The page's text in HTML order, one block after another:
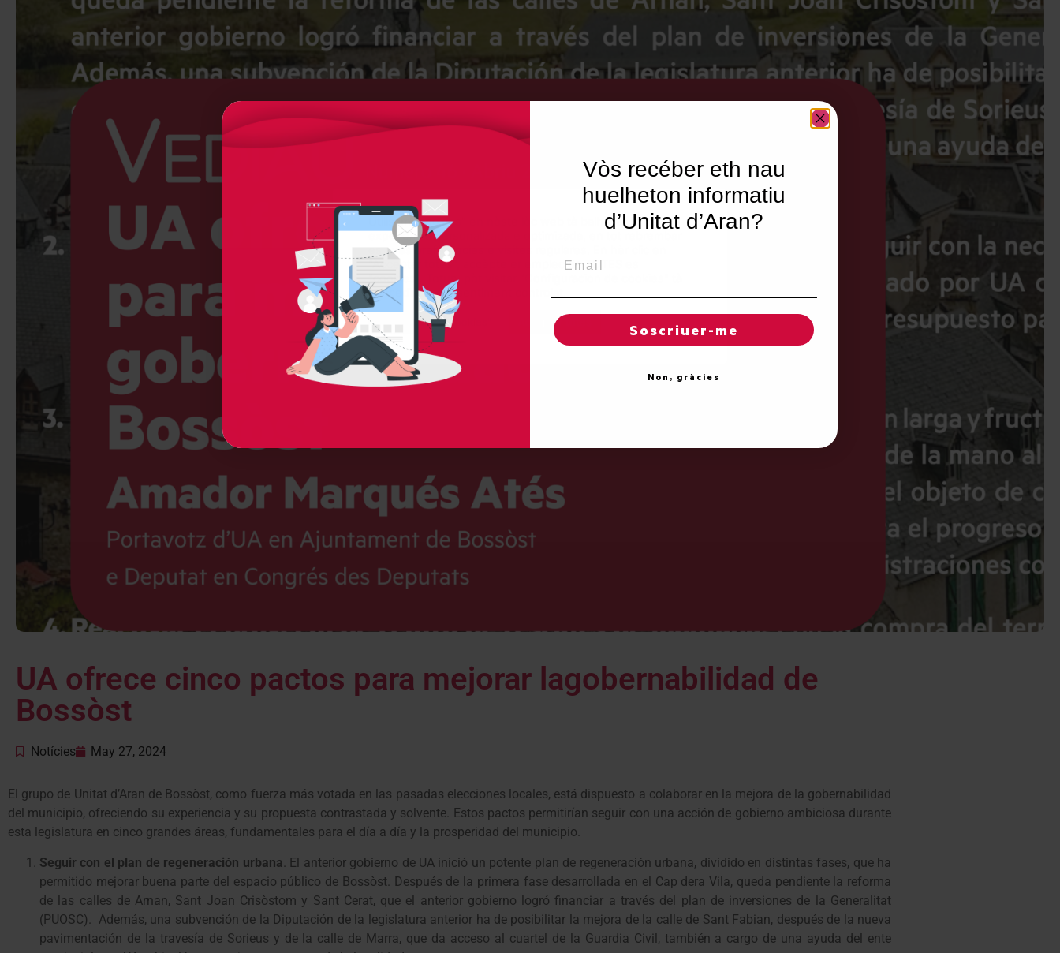
UA ofrece cinco pactos para mejorar lagobernabilidad de
Bossòst
Notícies May 27, 2024
El grupo de Unitat d’Aran de Bossòst, como fuerza más votada en las pasadas elecciones locales, está dispuesto a colaborar en la mejora de la gobernabilidad
del municipio, ofreciendo su experiencia y su propuesta contrastada y solvente. Estos pactos permitirían seguir con una acción de gobierno ambiciosa durante
esta legislatura en cinco grandes áreas, fundamentales para el día a día y la prosperidad del municipio.
Seguir con el plan de regeneración urbana. El anterior gobierno de UA inició un potente plan de regeneración urbana, dividido en distintas fases, que ha
permitido mejorar buena parte del espacio público de Bossòst. Después de la primera fase desarrollada en el Cap dera Vila, queda pendiente la reforma
de las calles de Arnan, Sant Joan Crisòstom y Sant Cerat, que el anterior gobierno logró financiar a través del plan de inversiones de la Generalitat
(PUOSC). Además, una subvención de la Diputación de la legislatura anterior ha de posibilitar la mejora de la calle de Sant Fabian, después de la nueva
pavimentación de la travesía de Sorieus y de la calle de Marra, que da acceso al cuartel de la Guardia Civil, también a cargo de una ayuda del ente
Utilisam "cookies" en nòste lòc web tà balhar ar usuari ua
experiéncia personalizada e optimizada, en tot rebrembar
es sues preferéncies e visites regulares. En hèr clic en
"Acceptar totes", accèpte er emplec de TOTES es
"cookies". Totun, pòt visitar "Configuracion de cookies" tà
concedir un consentiment controlat.
Reglatges de "cookies" Acceptar totes
Vòs recéber eth nau
huelheton informatiu
d’Unitat d’Aran?
Soscriuer-me
Non, gràcies